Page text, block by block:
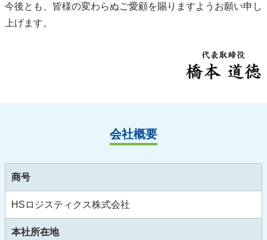
今後とも、皆様の変わらぬご愛顧を賜りますようお願い申し
上げます。
会社概要
商号
HSロジスティクス株式会社
本社所在地